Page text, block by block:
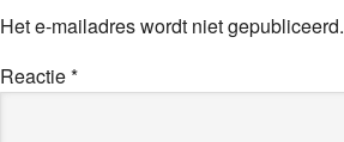
Het e-mailadres wordt niet gepubliceerd.
Reactie*